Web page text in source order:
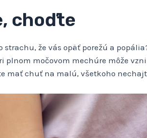
choďte
strachu, že vás opäť porežú a
plnom močovom mechúre môže
mať chuť na malú, všetkoho